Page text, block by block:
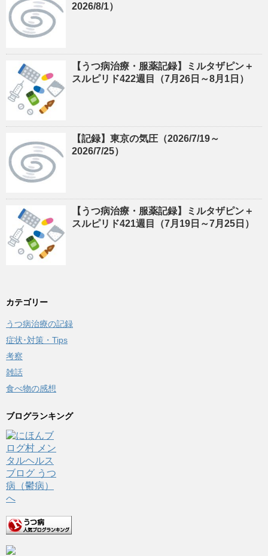
2026/8/1）
【うつ病治療・服薬記録】ミルタザピン＋
スルピリド422週目（7月26日～8月1日）
【記録】東京の気圧（2026/7/19～
2026/7/25）
【うつ病治療・服薬記録】ミルタザピン＋
スルピリド421週目（7月19日～7月25日）
カテゴリー
うつ病治療の記録
症状･対策・Tips
考察
雑話
食べ物の感想
ブログランキング